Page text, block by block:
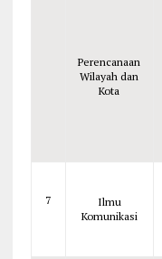
Perencanaan
Wilayah dan
Kota
7
Ilmu
Komunikasi